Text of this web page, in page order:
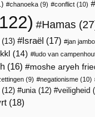
chanoeka (9) conflict (10)
Hamas
(13) Israël (17) jan
kkl (14) ludo van
(16) moshe aryeh
(9) negationisme (10)
(12) unia (12) veiligheid
(18)